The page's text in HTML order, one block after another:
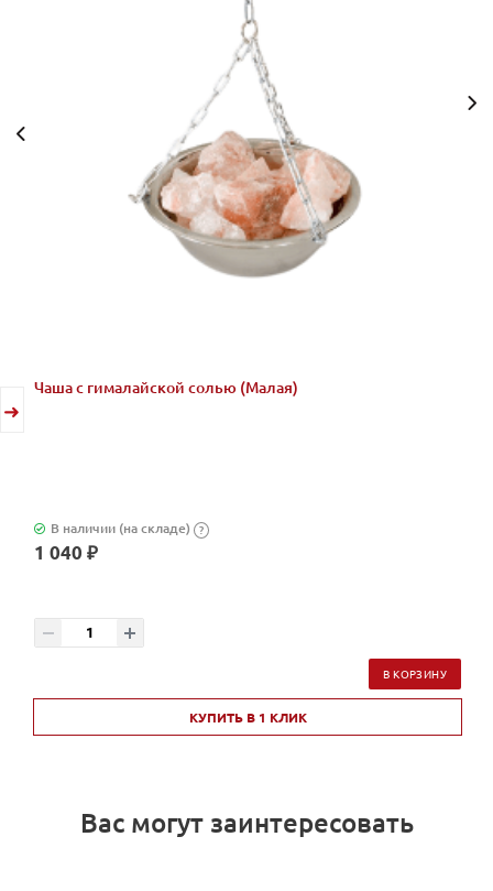
Чаша с гималайской солью (Малая)
В наличии (на складе) ?
1 040 ₽
В КОРЗИНУ
КУПИТЬ В 1 КЛИК
Вас могут заинтересовать